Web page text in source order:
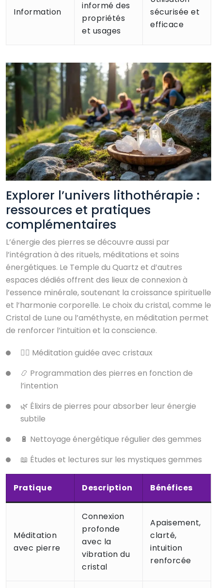
Information
informé des
propriétés
et usages
sécurisée et
efficace
Explorer l’univers lithothérapie :
ressources et pratiques
complémentaires
L’énergie des pierres se découvre aussi par
l’intégration à des rituels, méditations et soins
énergétiques. Le Temple du Quartz et d’autres
espaces dédiés offrent des lieux de connexion à
l’essence minérale, soutenant la croissance spirituelle
et l’harmonie corporelle. Le choix du cristal, comme le
Cristal de Lune ou l’améthyste, en méditation permet
de renforcer l’intuition et la conscience.
🧘‍♀️ Méditation guidée avec cristaux
📿 Programmation des pierres en fonction de
l’intention
🌿 Élixirs de pierres pour absorber leur énergie
subtile
🔋 Nettoyage énergétique régulier des gemmes
📖 Études et lectures sur les mystiques gemmes
Pratique Description Bénéfices
Méditation
avec pierre
Connexion
profonde
avec la
vibration du
cristal
Apaisement,
clarté,
intuition
renforcée